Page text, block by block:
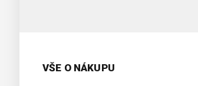
VŠE O NÁKUPU